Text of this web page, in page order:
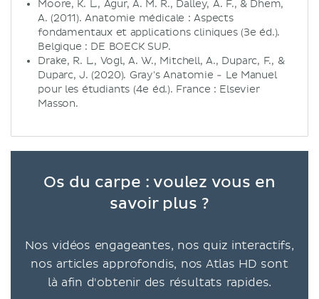
Moore, K. L., Agur, A. M. R., Dalley, A. F., & Dhem,
A. (2011). Anatomie médicale : Aspects
fondamentaux et applications cliniques (3e éd.).
Belgique : DE BOECK SUP.
Drake, R. L., Vogl, A. W., Mitchell, A., Duparc, F., &
Duparc, J. (2020). Gray's Anatomie - Le Manuel
pour les étudiants (4e éd.). France : Elsevier
Masson.
Os du carpe : voulez vous en
savoir plus ?
Nos vidéos engageantes, nos quiz interactifs,
nos articles approfondis, nos Atlas HD sont
là afin d'obtenir des résultats rapides.